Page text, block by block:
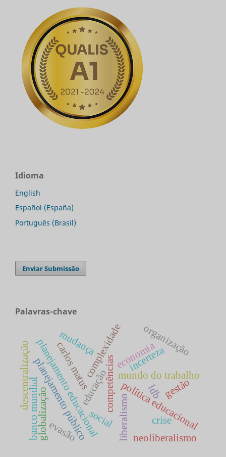
Idioma
English
Español (España)
Português (Brasil)
Enviar Submissão
Palavras-chave
competências
educação mundo do trabalho
política educacional
planejamento educacional
planejamento público
carlos matus gestão
complexidadeincerteza
crise
mudança organização
liberalismo
globalização neoliberalismo
economia
social
banco mundial ldb
descentralização
evasão